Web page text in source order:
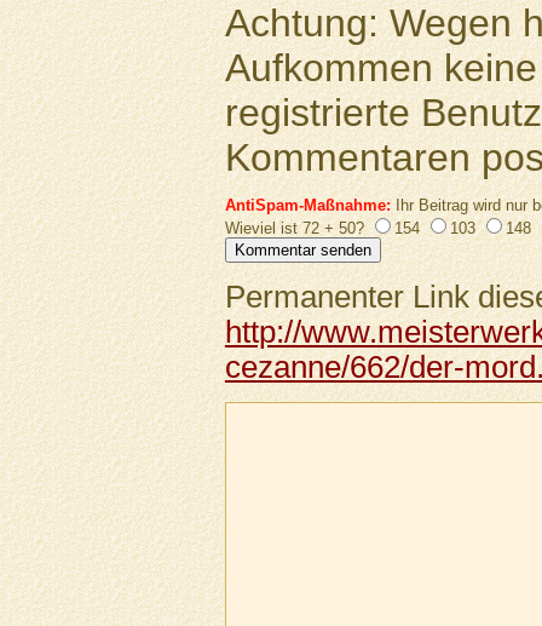
Achtung: Wegen
Aufkommen
registrierte
Kommentaren
AntiSpam-Maßnahme:Ihr Beitrag wird nur
Wieviel ist 72 + 50?
154 103 148
Permanenter Link
http://
cezanne/662/der-